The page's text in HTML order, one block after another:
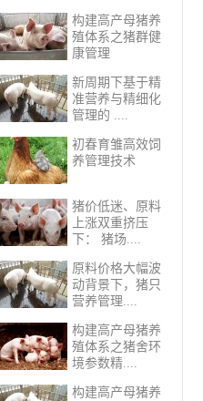
构建高产母猪养
殖体系之猪群健
康管理
新周期下基于精
准营养与精细化
管理的 ....
初春育雏高效饲
养管理技术
猪价低迷、原料
上涨双重挤压
下： 猪场....
原料价格大幅波
动背景下，猪只
营养管理....
构建高产母猪养
殖体系之猪舍环
境参数精....
构建高产母猪养